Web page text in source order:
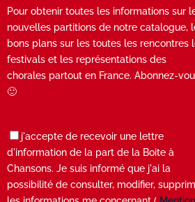
Pour obtenir toutes les informations sur
nouvelles partitions de notre catalogue,
bons plans sur les toutes les rencontres
festivals et les représentations des
chorales partout en France. Abonnez-
🙂
j'accepte de recevoir une lettre
d'information de la part de la Boite à
Chansons. Je suis informé que j'ai la
possibilité de consulter, modifier,